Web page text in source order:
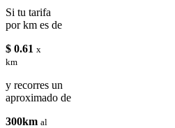
Si tu tarifa
por km es de
$ 0.61 x
km
y recorres un
aproximado de
300km al